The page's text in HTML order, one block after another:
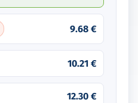
9.68 €
10.21 €
12.30 €